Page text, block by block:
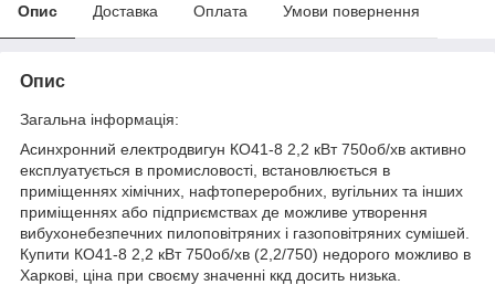
Опис Доставка Оплата Умови повернення
Опис
Загальна інформація:
Асинхронний електродвигун КО41-8 2,2 кВт 750об/хв активно
експлуатується в промисловості, встановлюється в
приміщеннях хімічних, нафтопереробних, вугільних та інших
приміщеннях або підприємствах де можливе утворення
вибухонебезпечних пилоповітряних і газоповітряних сумішей.
Купити КО41-8 2,2 кВт 750об/хв (2,2/750) недорого можливо в
Харкові, ціна при своєму значенні ккд досить низька.